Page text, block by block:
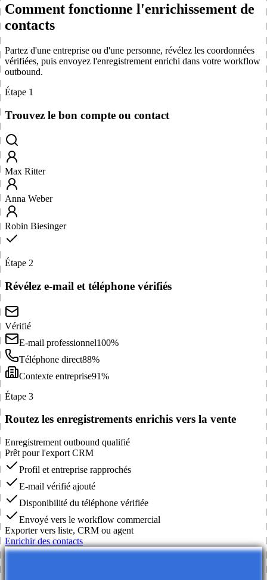
Comment fonctionne l'enrichissement de
contacts
Partez d'une entreprise ou d'une personne, révélez les coordonnées
vérifiées, puis envoyez l'enregistrement enrichi dans votre workflow
outbound.
Étape 1
Trouvez le bon compte ou contact
Max Ritter
Anna Weber
Robin Biesinger
Étape 2
Révélez e-mail et téléphone vérifiés
Vérifié
E-mail professionnel100%
Téléphone direct88%
Contexte entreprise91%
Étape 3
Routez les enregistrements enrichis vers la vente
Enregistrement outbound qualifié
Prêt pour l'export CRM
Profil et entreprise rapprochés
E-mail vérifié ajouté
Disponibilité du téléphone vérifiée
Envoyé vers le workflow commercial
Exporter vers liste, CRM ou agent
Enrichir des contacts